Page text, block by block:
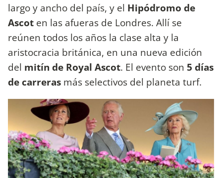
largo y ancho del país, y el Hipódromo de
Ascot en las afueras de Londres. Allí se
reúnen todos los años la clase alta y la
aristocracia británica, en una nueva edición
del mitín de Royal Ascot. El evento son 5 días
de carreras más selectivos del planeta turf.